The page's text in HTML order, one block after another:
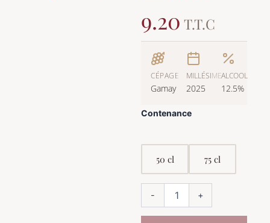
9.20 T.T.C
CÉPAGE
Gamay
MILLÉSIME
2025
ALCOOL
12.5%
Contenance
50 cl 75 cl
-
quantité
du
Consul
+